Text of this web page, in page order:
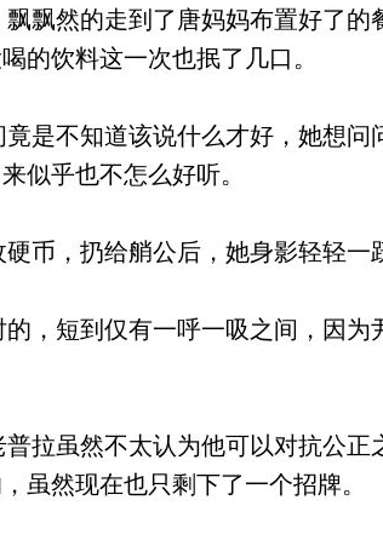
飘然的走到了唐妈妈布置好了的
的饮料这一次也抿了几口。
是不知道该说什么才好，她想问
似乎也不怎么好听。
币，扔给艄公后，她身影轻轻一
，短到仅有一呼一吸之间，因为
拉虽然不太认为他可以对抗公正
虽然现在也只剩下了一个招牌。